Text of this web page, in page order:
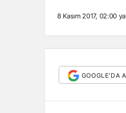
8 Kasım 2017, 02:00
GOOGLE'DA